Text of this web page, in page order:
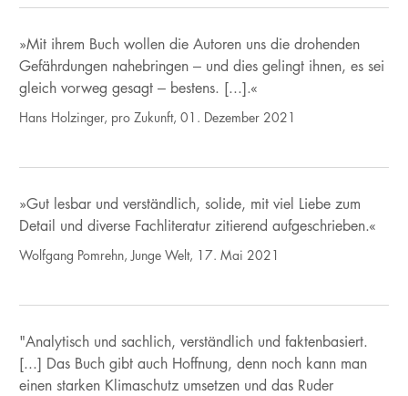
»Mit ihrem Buch wollen die Autoren uns die drohenden
Gefährdungen nahebringen – und dies gelingt ihnen, es sei
gleich vorweg gesagt – bestens. [...].«
Hans Holzinger, pro Zukunft, 01. Dezember 2021
»Gut lesbar und verständlich, solide, mit viel Liebe zum
Detail und diverse Fachliteratur zitierend aufgeschrieben.«
Wolfgang Pomrehn, Junge Welt, 17. Mai 2021
"Analytisch und sachlich, verständlich und faktenbasiert.
[...] Das Buch gibt auch Hoffnung, denn noch kann man
einen starken Klimaschutz umsetzen und das Ruder